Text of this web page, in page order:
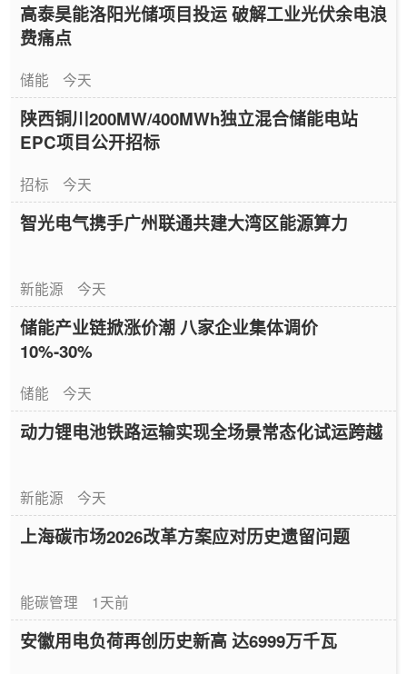
高泰昊能洛阳光储项目投运 破解工业光伏余电浪
费痛点
储能 今天
陕西铜川200MW/400MWh独立混合储能电站
EPC项目公开招标
招标 今天
智光电气携手广州联通共建大湾区能源算力
新能源 今天
储能产业链掀涨价潮 八家企业集体调价
10%-30%
储能 今天
动力锂电池铁路运输实现全场景常态化试运跨越
新能源 今天
上海碳市场2026改革方案应对历史遗留问题
能碳管理 1天前
安徽用电负荷再创历史新高 达6999万千瓦